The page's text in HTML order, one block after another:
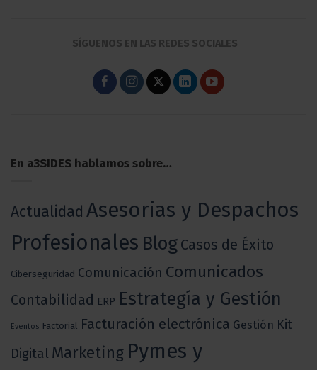
SÍGUENOS EN LAS REDES SOCIALES
En a3SIDES hablamos sobre…
Actualidad Asesorias y Despachos
Profesionales Blog Casos de Éxito
Ciberseguridad Comunicación Comunicados
Contabilidad ERP Estrategía y Gestión
Eventos Factorial Facturación electrónica Gestión Kit
Digital Marketing Pymes y